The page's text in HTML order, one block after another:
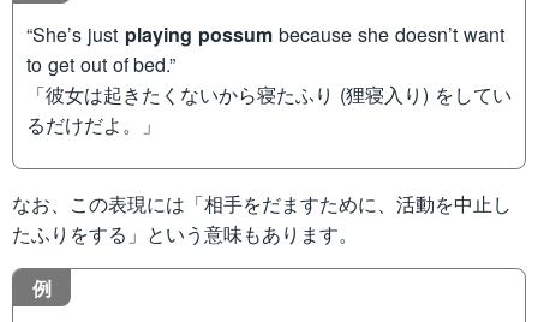
“She’s just playing possum because she doesn’t want
to get out of bed.”
「彼女は起きたくないから寝たふり (狸寝入り) をしてい
るだけだよ。」
なお、この表現には「相手をだますために、活動を中止し
たふりをする」という意味もあります。
例